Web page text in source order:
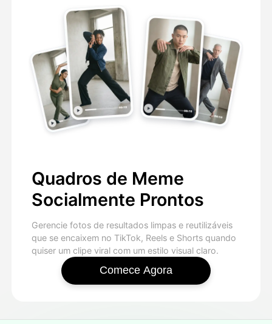
Quadros de Meme
Socialmente Prontos
Gerencie fotos de resultados limpas e reutilizáveis
que se encaixem no TikTok, Reels e Shorts quando
quiser um clipe viral com um estilo visual claro.
Comece Agora